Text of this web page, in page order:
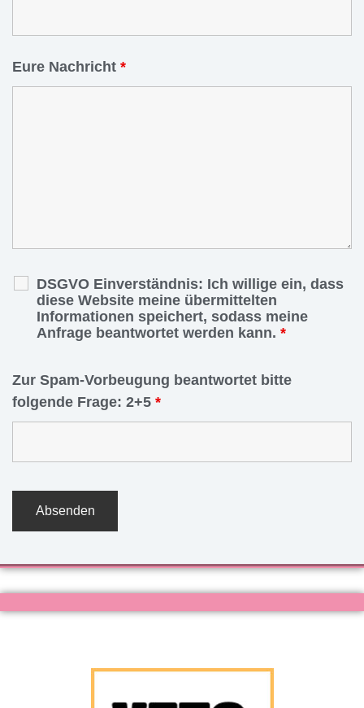
Eure Nachricht *
DSGVO Einverständnis: Ich willige ein, dass
diese Website meine übermittelten
Informationen speichert, sodass meine
Anfrage beantwortet werden kann. *
Zur Spam-Vorbeugung beantwortet bitte
folgende Frage: 2+5 *